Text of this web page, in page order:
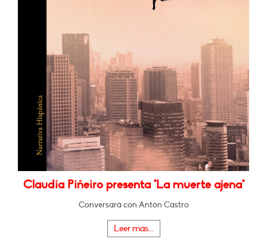
Claudia Piñeiro presenta "La muerte ajena"
Conversará con Antón Castro
Leer más...